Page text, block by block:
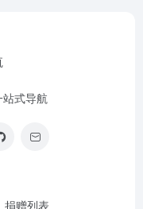
式导航
捐赠列表